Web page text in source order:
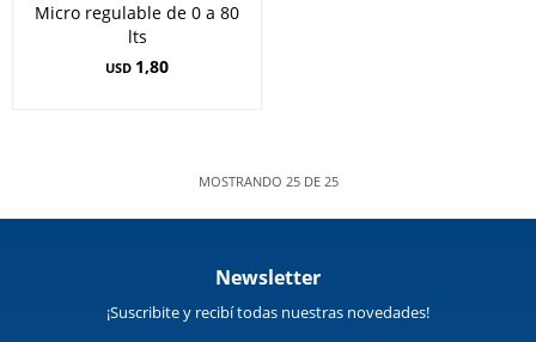
Micro regulable de 0 a 80
lts
USD 1,80
MOSTRANDO 25DE 25
Newsletter
¡Suscribite y recibí todas nuestras novedades!